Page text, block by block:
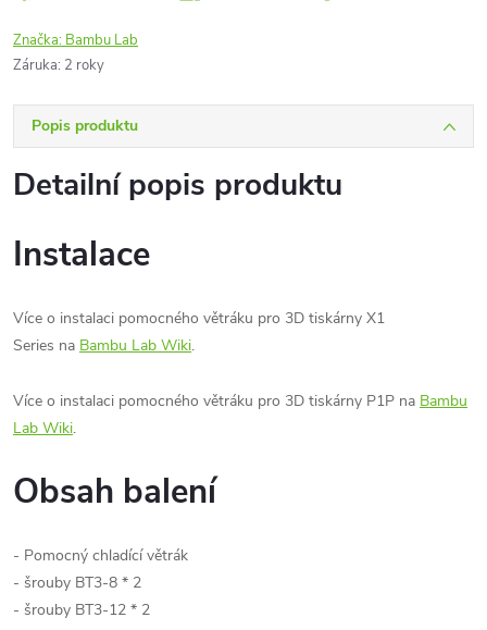
Značka: Bambu Lab
Záruka: 2 roky
Popis produktu
Detailní popis produktu
Instalace
Více o instalaci pomocného větráku pro 3D tiskárny X1
Series na Bambu Lab Wiki.
Více o instalaci pomocného větráku pro 3D tiskárny P1P na Bambu
Lab Wiki.
Obsah balení
- Pomocný chladící větrák
- šrouby BT3-8 * 2
- šrouby BT3-12 * 2